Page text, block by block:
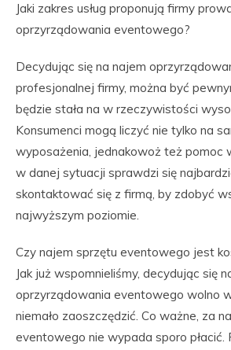
Jaki zakres usług proponują firmy
oprzyrządowania eventowego?
Decydując się na najem
profesjonalnej firmy, można być
będzie stała na w rzeczywistości
Konsumenci mogą liczyć nie tylko na
wyposażenia, jednakowoż też pomoc
w danej sytuacji sprawdzi się
skontaktować się z firmą, by zdobyć
najwyższym poziomie.
Czy najem sprzętu eventowego jest
Jak już wspomnieliśmy, decydując się
oprzyrządowania eventowego wolno
niemało zaoszczędzić. Co ważne, za
eventowego nie wypada sporo płacić.